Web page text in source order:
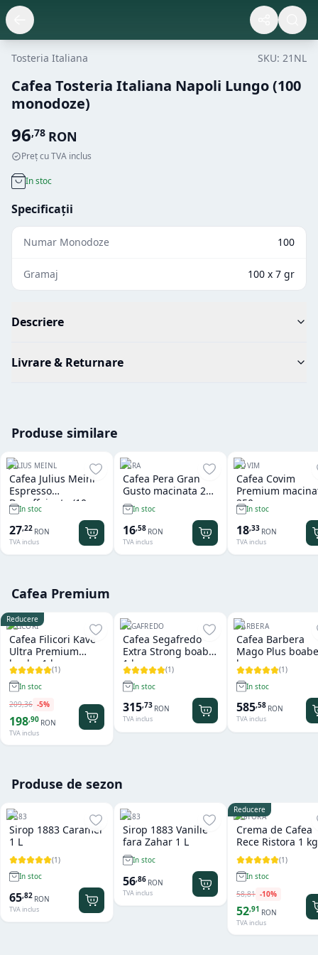
Tosteria Italiana SKU: 21NL
Cafea Tosteria Italiana Napoli Lungo (100
monodoze)
96,78 RON
Preț cu TVA inclus
In stoc
Specificații
Numar Monodoze 100
Gramaj 100 x 7 gr
Descriere
Livrare & Returnare
Produse similare
JULIUS MEINL
Cafea Julius Meinl
Espresso
Decaffeinato (10
capsule x 5.6 gr) -
compatibil
Nespresso
In stoc
27,22 RON
TVA inclus
PERA
Cafea Pera Gran
Gusto macinata 250
grIn stoc
16,58 RON
TVA inclus
COVIM
Cafea Covim
Premium
250 gr
In stoc
18,33 RON
TVA inclus
Cafea Premium
Reducere
FILICORI
Cafea Filicori Kave
Ultra Premium
boabe 1 kg
(1)
In stoc
209,36 -5%
198,90 RON
TVA inclus
SEGAFREDO
Cafea Segafredo
Extra Strong boabe
1 kg
(1)
In stoc
315,73 RON
TVA inclus
BARBERA
Cafea Barbera
Mago Plus
kg
(1)
In stoc
585,58 RON
TVA inclus
Produse de sezon
1883
Sirop 1883 Caramel
1 L
(1)
In stoc
65,82 RON
TVA inclus
1883
Sirop 1883 Vanilie
fara Zahar 1 L
In stoc
56,86 RON
TVA inclus
Reducere
RISTORA
Crema de Cafea
Rece Ristora 1 kg
(1)
In stoc
58,81 -10%
52,91 RON
TVA inclus